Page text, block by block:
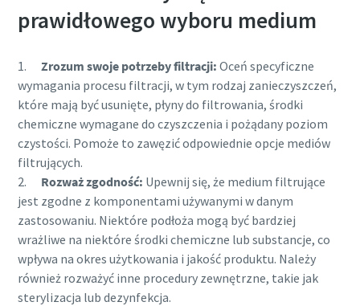
prawidłowego wyboru medium
1. Zrozum swoje potrzeby filtracji: Oceń specyficzne
wymagania procesu filtracji, w tym rodzaj zanieczyszczeń,
które mają być usunięte, płyny do filtrowania, środki
chemiczne wymagane do czyszczenia i pożądany poziom
czystości. Pomoże to zawęzić odpowiednie opcje mediów
filtrujących.
2. Rozważ zgodność: Upewnij się, że medium filtrujące
jest zgodne z komponentami używanymi w danym
zastosowaniu. Niektóre podłoża mogą być bardziej
wrażliwe na niektóre środki chemiczne lub substancje, co
wpływa na okres użytkowania i jakość produktu. Należy
również rozważyć inne procedury zewnętrzne, takie jak
sterylizacja lub dezynfekcja.